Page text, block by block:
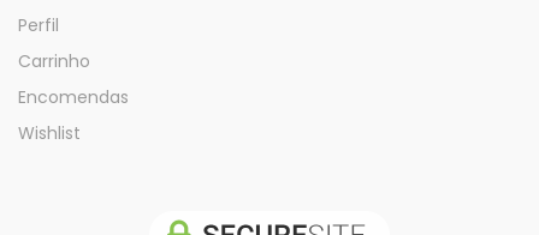
Perfil
Carrinho
Encomendas
Wishlist